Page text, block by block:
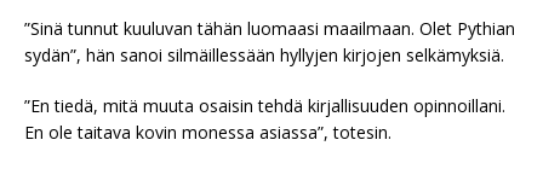
”Sinä tunnut kuuluvan tähän luomaasi maailmaan. Olet Pythian
sydän”, hän sanoi silmäillessään hyllyjen kirjojen selkämyksiä.
”En tiedä, mitä muuta osaisin tehdä kirjallisuuden opinnoillani.
En ole taitava kovin monessa asiassa”, totesin.